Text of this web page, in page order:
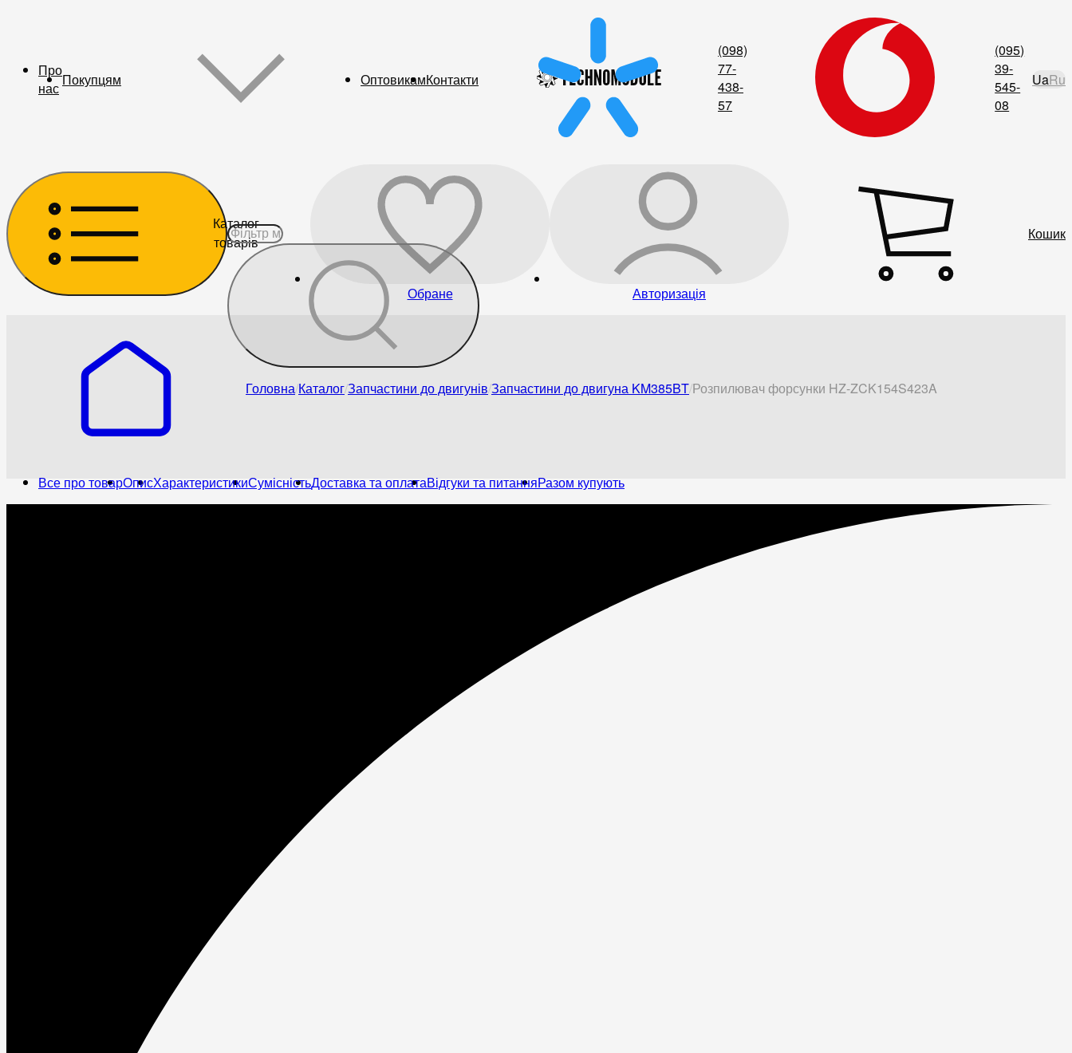
Про
нас Покупцям ОптовикамКонтакти
(098)
77-
438-
57
(095)
39-
545-
08
UaRu
Каталог
товарів
Обране Авторизація
Кошик
Головна КаталогЗапчастини до двигунів Запчастини до двигуна KM385BT Розпилювач форсунки HZ-ZCK154S423A
Все про товарОписХарактеристикиСумісністьДоставка та оплатаВідгуки та питанняРазом купують